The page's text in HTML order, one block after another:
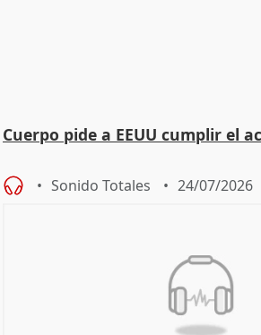
Cuerpo pide a EEUU cumplir el
Sonido Totales 24/07/2026